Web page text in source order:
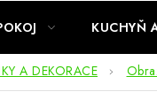
KUCHYŇ
A DEKORACE